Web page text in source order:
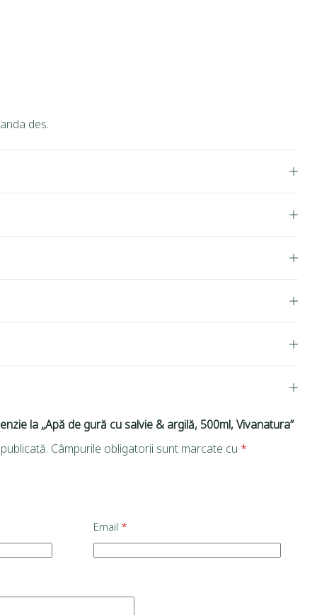
des.
la „Apă de gură cu salvie & argilă, 500ml, Vivanatura”
Câmpurile obligatorii sunt marcate cu *
Email *